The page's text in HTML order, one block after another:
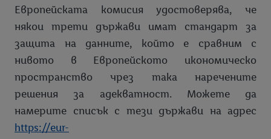
Европейската комисия удостоверява, че
някои трети държави имат стандарт за
защита на данните, който е сравним с
нивото в Европейското икономическо
пространство чрез така наречените
решения за адекватност. Можете да
намерите списък с тези държави на адрес
https://eur-